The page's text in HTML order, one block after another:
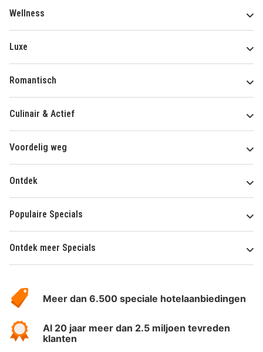
Wellness
Luxe
Romantisch
Culinair & Actief
Voordelig weg
Ontdek
Populaire Specials
Ontdek meer Specials
HotelSpecials
Meer dan 6.500 speciale hotelaanbiedingen
Al 20 jaar meer dan 2.5 miljoen tevreden
klanten